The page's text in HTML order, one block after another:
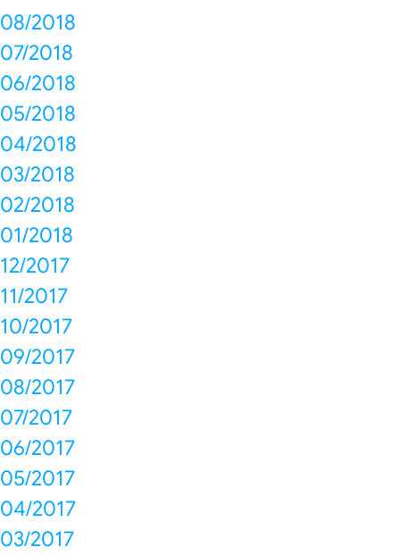
08/2018
07/2018
06/2018
05/2018
04/2018
03/2018
02/2018
01/2018
12/2017
11/2017
10/2017
09/2017
08/2017
07/2017
06/2017
05/2017
04/2017
03/2017